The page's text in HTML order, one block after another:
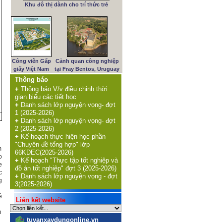
Khu đô thị dành cho trí thức trẻ
Công viên Gấp
giấy Việt Nam
Cảnh quan công nghiệp
tại Fray Bentos, Uruguay
Thông báo
+ Thông báo V/v điều chỉnh thời
gian biểu các tiết học
+ Danh sách lớp nguyện vọng- đợt
1 (2025-2026)
+ Danh sách lớp nguyện vọng- đợt
2 (2025-2026)
+ Kế hoạch thực hiện học phần
"Chuyên đề tổng hợp" lớp
66KDEC(2025-2026)
+ Kế hoạch "Thực tập tốt nghiệp và
đồ án tốt nghiệp" đợt 3 (2025-2026)
+ Danh sách lớp nguyện vọng - đợt
3(2025-2026)
Liên kết website
tuvanxaydungonline.vn